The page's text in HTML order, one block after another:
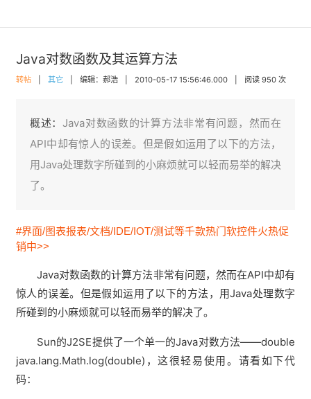
Java对数函数及其运算方法
转帖 其它 编辑：郝浩 2010-05-17 15:56:46.000 阅读 950 次
概述： Java对数函数的计算方法非常有问题，然而在
API中却有惊人的误差。但是假如运用了以下的方法，
用Java处理数字所碰到的小麻烦就可以轻而易举的解决
了。
#界面/图表报表/文档/IDE/IOT/测试等千款热门软控件火热促
销中>>
Java对数函数的计算方法非常有问题，然而在API中却有
惊人的误差。但是假如运用了以下的方法，用Java处理数字
所碰到的小麻烦就可以轻而易举的解决了。
Sun的J2SE提供了一个单一的Java对数方法——double
java.lang.Math.log(double)，这很轻易使用。请看如下代
码：